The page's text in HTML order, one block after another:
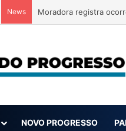
News Moradora registra
NOVO PROGRESSO